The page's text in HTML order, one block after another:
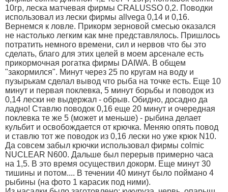
10гр, леска матчевая фирмы CRALUSSO 0,2. Поводки
использовал из лески фирмы allvega 0,14 и 0,16.
Вернемся к ловле. Прикорм зерновой смесью оказался
не настолько легким как мне представлялось. Пришлось
потратить немного времени, сил и нервов что бы это
сделать, благо для этих целей в моем арсенале есть
прикормочная рогатка фирмы DAIWA. В общем
"закормился". Минут через 25 по кругам на воду и
пузырькам сделал вывод что рыба на точке есть. Еще 10
минут и первая поклевка, 5 минут борьбы и поводок из
0,14 лески не выдержал - обрыв. Обидно, досадно да
ладно! Ставлю поводок 0,16 еще 20 минут и очередная
поклевка те же 5 (может и меньше) - рыбина делает
кульбит и освобождается от крючка. Меняю опять повод
и ставлю тот же поводок из 0,16 лески но уже крюк N10.
Да совсем забыл крючки использовал фирмы colmic
NUCLEAR N600. Дальше был перерыв примерно часа
на 1,5. В это время осуществил докорм. Еще минут 30
тишины и потом.... В течении 40 минут было поймано 4
рыбины (на фото 1 карасик под ними).